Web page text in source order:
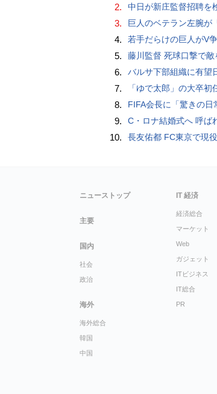
2. 中日が新庄監督招聘を
3. 巨人のベテラン左腕が
4. 若手だらけの巨人がV
5. 藤川監督 死球口撃で敵
6. バルサ下部組織に有望
7. 「ゆで太郎」の大卒初
8. FIFA会長に「驚きの日
9. C・ロナ結婚式へ 呼ば
10. 長友佑都 FC東京で現
ニューストップ
主要
国内
社会
政治
海外
海外総合
韓国
中国
IT 経済
経済総合
マーケット
Web
ガジェット
ITビジネス
IT総合
PR